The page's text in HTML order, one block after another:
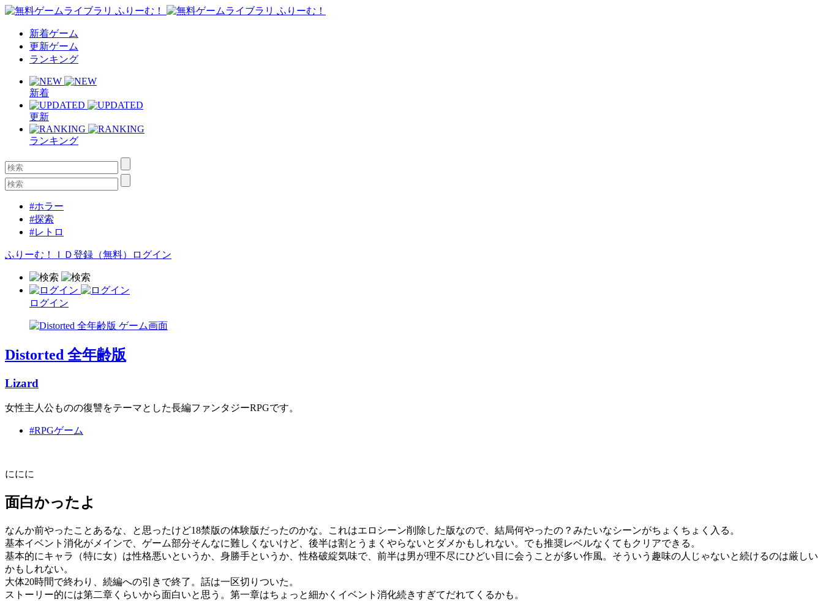
新着ゲーム
更新ゲーム
ランキング
新着
更新
ランキング
#ホラー
#探索
#レトロ
ふりーむ！ＩＤ登録（無料） ログイン
ログイン
Distorted 全年齢版
Lizard
女性主人公ものの復讐をテーマとした長編ファンタジーRPGです。
#RPGゲーム
ににに
面白かったよ
なんか前やったことあるな、と思ったけど18禁版の体験版だったのかな。これはエロシーン削除した版なので、結局何やったの？みたいなシーンがちょくちょく入る。
基本イベント消化がメインで、ゲーム部分そんなに難しくないけど、後半は割とうまくやらないとダメかもしれない。でも推奨レベルなくてもクリアできる。
基本的にキャラ（特に女）は性格悪いというか、身勝手というか、性格破綻気味で、前半は男が理不尽にひどい目に会うことが多い作風。そういう趣味の人じゃないと続けるのは厳しい
かもしれない。
大体20時間で終わり、続編への引きで終了。話は一区切りついた。
ストーリー的には第二章くらいから面白いと思う。第一章はちょっと細かくイベント消化続きすぎてだれてくるかも。